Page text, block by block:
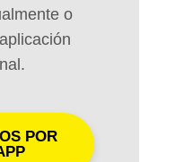
o
POR